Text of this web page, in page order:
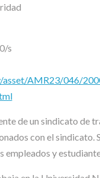
s
AMR23/046/
de un sindicato de
con el
empleados y